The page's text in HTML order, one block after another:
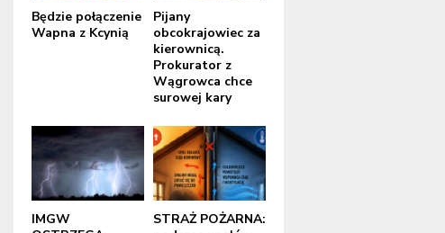
Będzie połączenie
Wapna z Kcynią
Pijany
obcokrajowiec za
kierownicą.
Prokurator z
Wągrowca chce
surowej kary
IMGW
STRAŻ POŻARNA: